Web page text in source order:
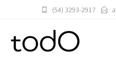
SOBRE
PRODUTOS
(54) 3293-2917